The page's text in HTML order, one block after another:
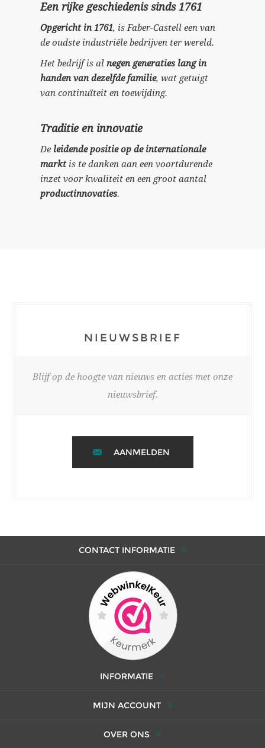
Een rijke geschiedenis sinds 1761
Opgericht in 1761, is Faber-Castell een van
de oudste industriële bedrijven ter wereld.
Het bedrijf is al negen generaties lang in
handen van dezelfde familie, wat getuigt
van continuïteit en toewijding.
Traditie en innovatie
De leidende positie op de internationale
marktis te danken aan een voortdurende
inzet voor kwaliteit en een groot aantal
productinnovaties.
NIEUWSBRIEF
Blijf op de hoogte van nieuws en acties met onze
nieuwsbrief.
AANMELDEN
CONTACT INFORMATIE
INFORMATIE
MIJN ACCOUNT
OVER ONS